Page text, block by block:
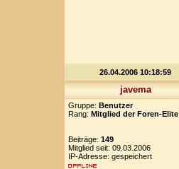
26.04.2006 10:18:59
javema
Gruppe: Benutzer
Rang: Mitglied der Foren-Elite
Beiträge: 149
Mitglied seit: 09.03.2006
IP-Adresse: gespeichert